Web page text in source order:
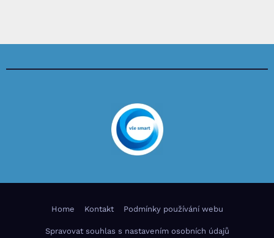
Home Kontakt Podmínky používání webu
Spravovat souhlas s nastavením osobních údajů